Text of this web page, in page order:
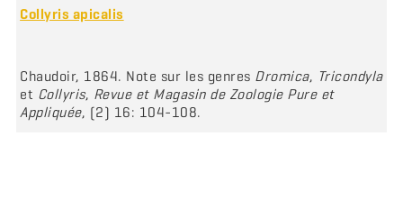
Collyris apicalis
Chaudoir, 1864. Note sur les genres Dromica, Tricondyla
et Collyris, Revue et Magasin de Zoologie Pure et
Appliquée, (2) 16: 104-108.